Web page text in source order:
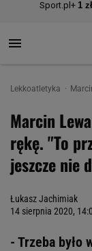
Lekkoatletyka
Marcin
rękę. "To
jeszcze nie
Łukasz Jachimiak
14 sierpnia 2020,
- Trzeba było